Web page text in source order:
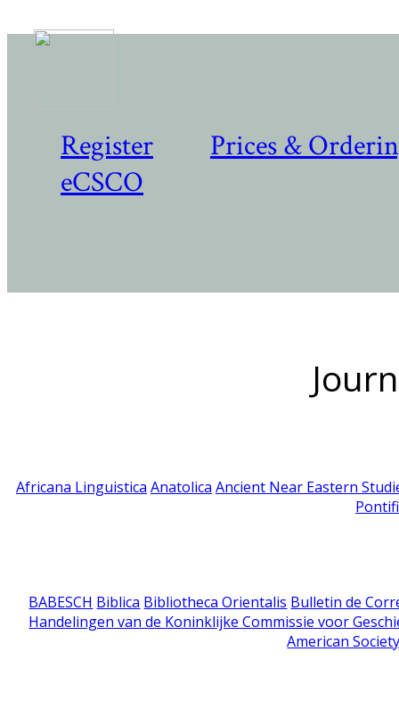
Register
Prices &
eCSCO
Africana Linguistica Anatolica Ancient Near Eastern
BABESCH Biblica Bibliotheca Orientalis Bulletin de
Handelingen van de Koninklijke Commissie voor
American